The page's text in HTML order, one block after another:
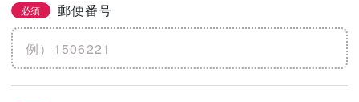
必須 郵便番号